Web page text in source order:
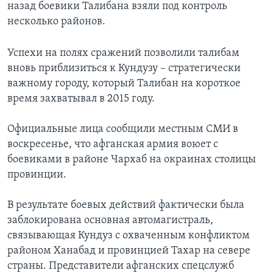
назад боевики Талибана взяли под контроль
несколько районов.
Успехи на полях сражений позволили талибам
вновь приблизиться к Кундузу – стратегически
важному городу, который Талибан на короткое
время захватывал в 2015 году.
Официальные лица сообщили местным СМИ в
воскресенье, что афганская армия воюет с
боевиками в районе Чархаб на окраинах столицы
провинции.
В результате боевых действий фактически была
заблокирована основная автомагистраль,
связывающая Кундуз с охваченным конфликтом
районом Ханабад и провинцией Тахар на севере
страны. Представители афганских спецслужб